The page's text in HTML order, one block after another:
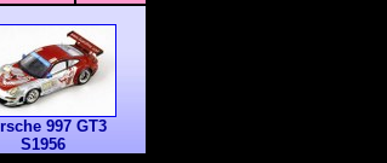
997 GT3
S1956